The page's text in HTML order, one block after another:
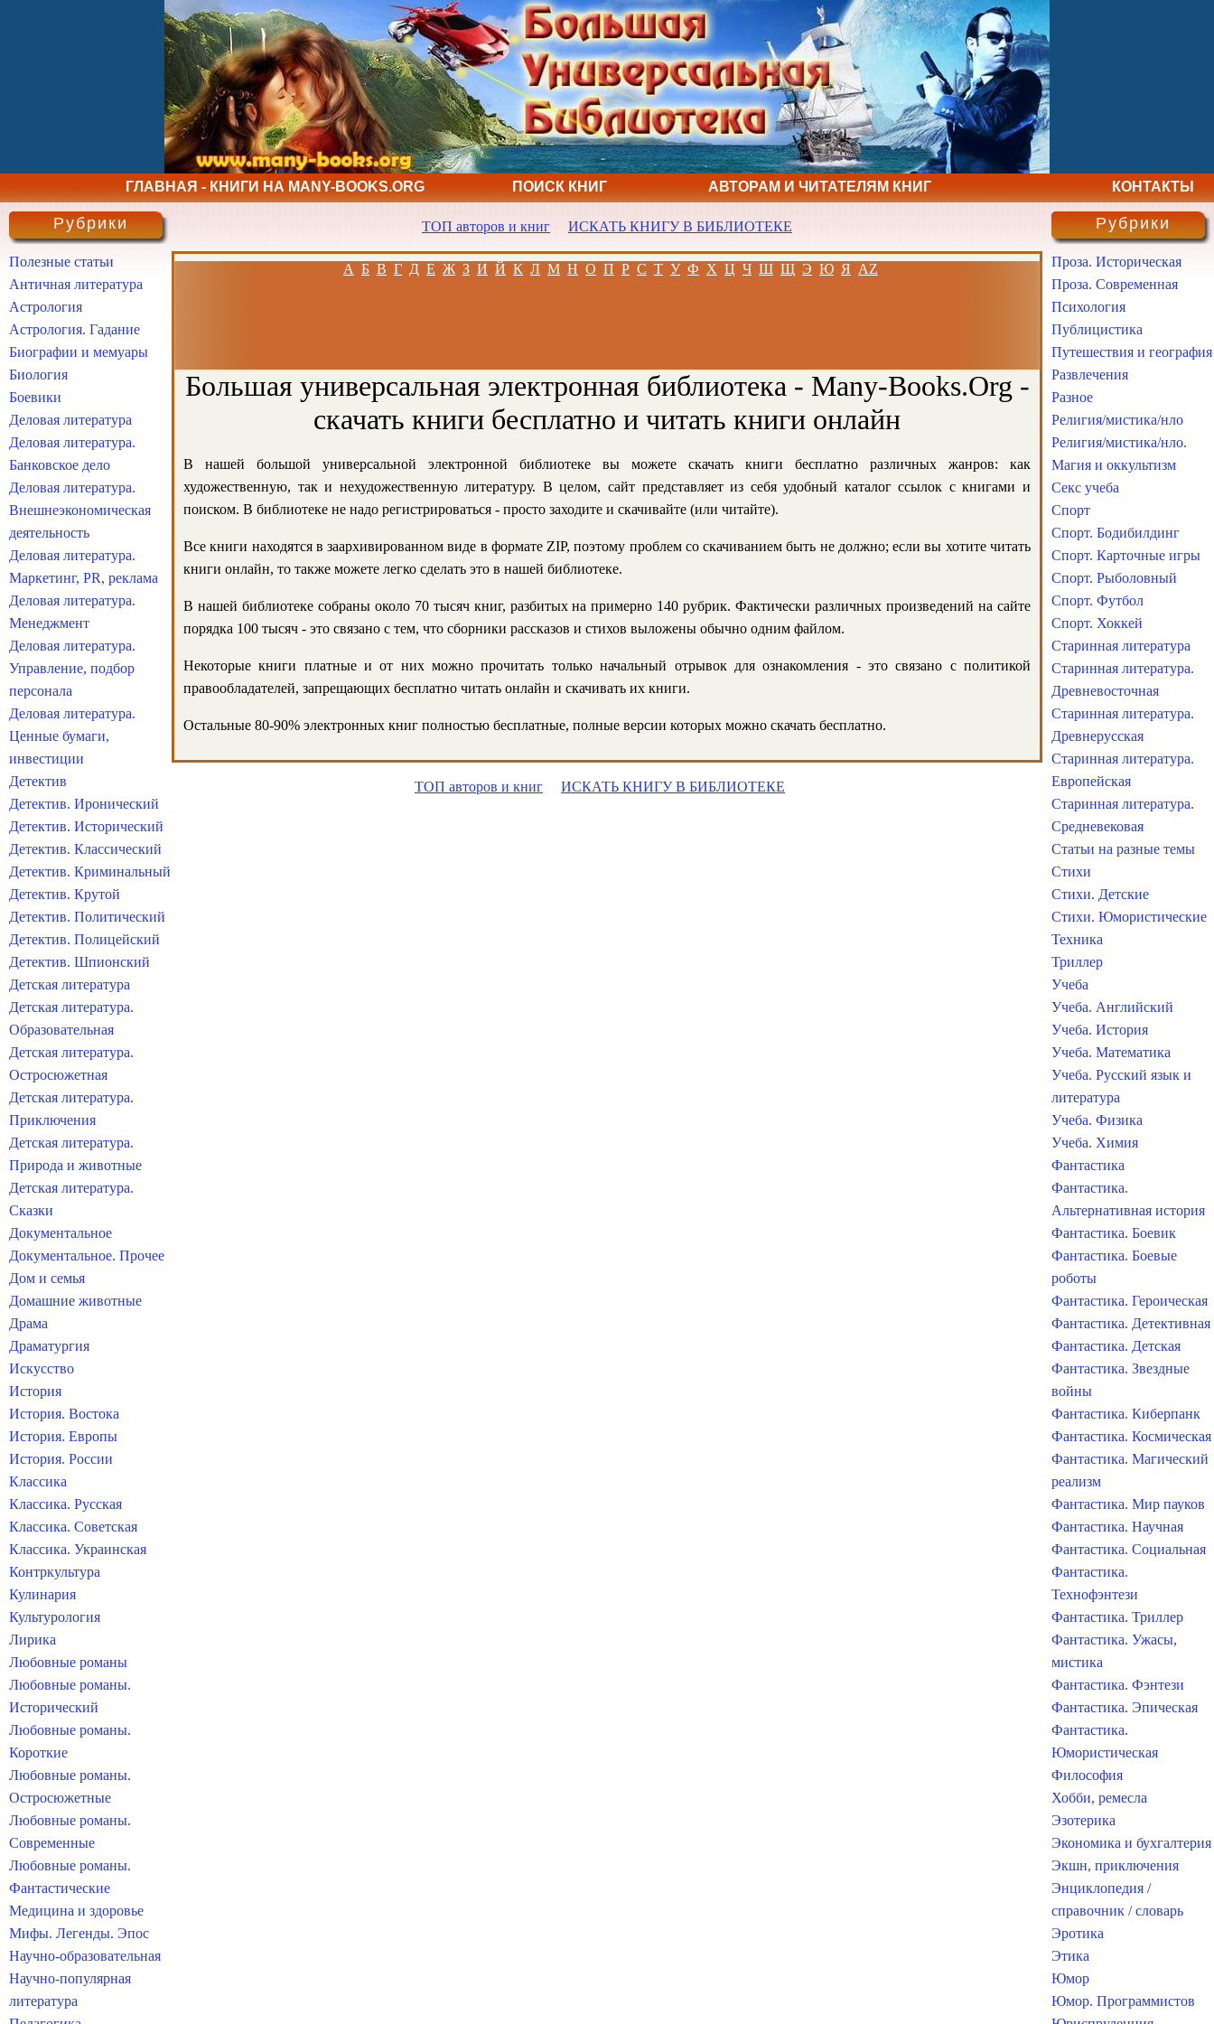
ГЛАВНАЯ - КНИГИ НА MANY-BOOKS.ORG ПОИСК КНИГ АВТОРАМ И ЧИТАТЕЛЯМ КНИГ КОНТАКТЫ
ТОП авторов и книг ИСКАТЬ КНИГУ В БИБЛИОТЕКЕ
А Б В Г Д Е Ж З И Й К Л М Н О П Р С Т У Ф Х Ц Ч Ш Щ Э Ю Я AZ
Большая универсальная электронная библиотека - Many-Books.Org -
скачать книги бесплатно и читать книги онлайн
В нашей большой универсальной электронной библиотеке вы можете скачать книги бесплатно различных жанров: как
художественную, так и нехудожественную литературу. В целом, сайт представляет из себя удобный каталог ссылок с книгами и
поиском. В библиотеке не надо регистрироваться - просто заходите и скачивайте (или читайте).
Все книги находятся в заархивированном виде в формате ZIP, поэтому проблем со скачиванием быть не должно; если вы хотите читать
книги онлайн, то также можете легко сделать это в нашей библиотеке.
В нашей библиотеке собраны около 70 тысяч книг, разбитых на примерно 140 рубрик. Фактически различных произведений на сайте
порядка 100 тысяч - это связано с тем, что сборники рассказов и стихов выложены обычно одним файлом.
Некоторые книги платные и от них можно прочитать только начальный отрывок для ознакомления - это связано с политикой
правообладателей, запрещающих бесплатно читать онлайн и скачивать их книги.
Остальные 80-90% электронных книг полностью бесплатные, полные версии которых можно скачать бесплатно.
ТОП авторов и книг ИСКАТЬ КНИГУ В БИБЛИОТЕКЕ
Рубрики
Полезные статьи
Античная литература
Астрология
Астрология. Гадание
Биографии и мемуары
Биология
Боевики
Деловая литература
Деловая литература.
Банковское дело
Деловая литература.
Внешнеэкономическая
деятельность
Деловая литература.
Маркетинг, PR, реклама
Деловая литература.
Менеджмент
Деловая литература.
Управление, подбор
персонала
Деловая литература.
Ценные бумаги,
инвестиции
Детектив
Детектив. Иронический
Детектив. Исторический
Детектив. Классический
Детектив. Криминальный
Детектив. Крутой
Детектив. Политический
Детектив. Полицейский
Детектив. Шпионский
Детская литература
Детская литература.
Образовательная
Детская литература.
Остросюжетная
Детская литература.
Приключения
Детская литература.
Природа и животные
Детская литература.
Сказки
Документальное
Документальное. Прочее
Дом и семья
Домашние животные
Драма
Драматургия
Искусство
История
История. Востока
История. Европы
История. России
Классика
Классика. Русская
Классика. Советская
Классика. Украинская
Контркультура
Кулинария
Культурология
Лирика
Любовные романы
Любовные романы.
Исторический
Любовные романы.
Короткие
Любовные романы.
Остросюжетные
Любовные романы.
Современные
Любовные романы.
Фантастические
Медицина и здоровье
Мифы. Легенды. Эпос
Научно-образовательная
Научно-популярная
литература
Рубрики
Проза. Историческая
Проза. Современная
Психология
Публицистика
Путешествия и география
Развлечения
Разное
Религия/мистика/нло
Религия/мистика/нло.
Магия и оккультизм
Секс учеба
Спорт
Спорт. Бодибилдинг
Спорт. Карточные игры
Спорт. Рыболовный
Спорт. Футбол
Спорт. Хоккей
Старинная литература
Старинная литература.
Древневосточная
Старинная литература.
Древнерусская
Старинная литература.
Европейская
Старинная литература.
Средневековая
Статьи на разные темы
Стихи
Стихи. Детские
Стихи. Юмористические
Техника
Триллер
Учеба
Учеба. Английский
Учеба. История
Учеба. Математика
Учеба. Русский язык и
литература
Учеба. Физика
Учеба. Химия
Фантастика
Фантастика.
Альтернативная история
Фантастика. Боевик
Фантастика. Боевые
роботы
Фантастика. Героическая
Фантастика. Детективная
Фантастика. Детская
Фантастика. Звездные
войны
Фантастика. Киберпанк
Фантастика. Космическая
Фантастика. Магический
реализм
Фантастика. Мир пауков
Фантастика. Научная
Фантастика. Социальная
Фантастика.
Технофэнтези
Фантастика. Триллер
Фантастика. Ужасы,
мистика
Фантастика. Фэнтези
Фантастика. Эпическая
Фантастика.
Юмористическая
Философия
Хобби, ремесла
Эзотерика
Экономика и бухгалтерия
Экшн, приключения
Энциклопедия /
справочник / словарь
Эротика
Этика
Юмор
Юмор. Программистов